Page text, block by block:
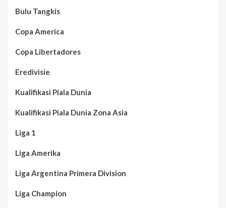
Bulu Tangkis
Copa America
Copa Libertadores
Eredivisie
Kualifikasi Piala Dunia
Kualifikasi Piala Dunia Zona Asia
Liga 1
Liga Amerika
Liga Argentina Primera Division
Liga Champion